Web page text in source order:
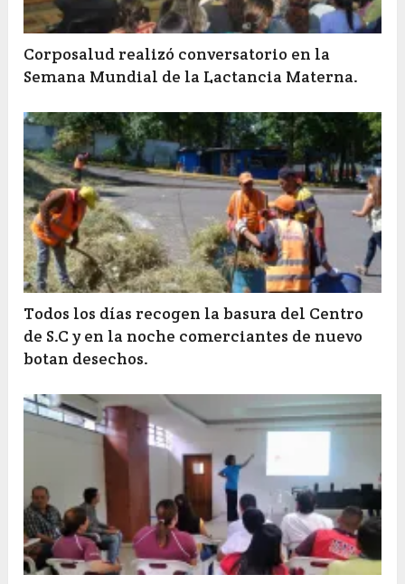
Corposalud realizó conversatorio en la
Semana Mundial de la Lactancia Materna.
Todos los días recogen la basura del Centro
de S.C y en la noche comerciantes de nuevo
botan desechos.